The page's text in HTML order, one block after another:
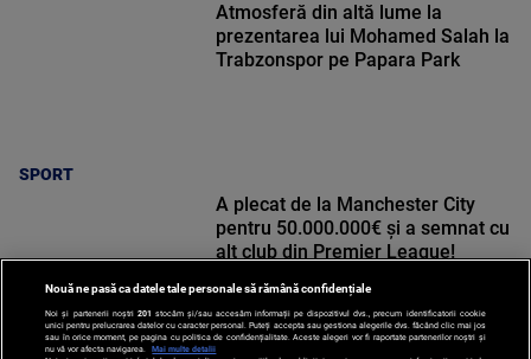
SPORT
Atmosferă din altă lume la
prezentarea lui Mohamed Salah la
Trabzonspor pe Papara Park
A plecat de la Manchester City
pentru 50.000.000€ și a semnat cu
alt club din Premier League!
Nouă ne pasă ca datele tale personale să rămână confidențiale
Noi și partenerii noștri 201 stocăm și/sau accesăm informații pe dispozitivul dvs., precum identificatorii cookie
unici pentru prelucrarea datelor cu caracter personal. Puteți accepta sau gestiona alegerile dvs. făcând clic mai jos
sau în orice moment, pe pagina cu politica de confidențialitate. Aceste alegeri vor fi raportate partenerilor noștri și
nu vă vor afecta navigarea.
Mai multe detalii